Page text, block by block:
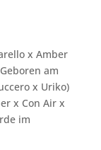
x Amber
am
x Uriko)
x Con Air x
im